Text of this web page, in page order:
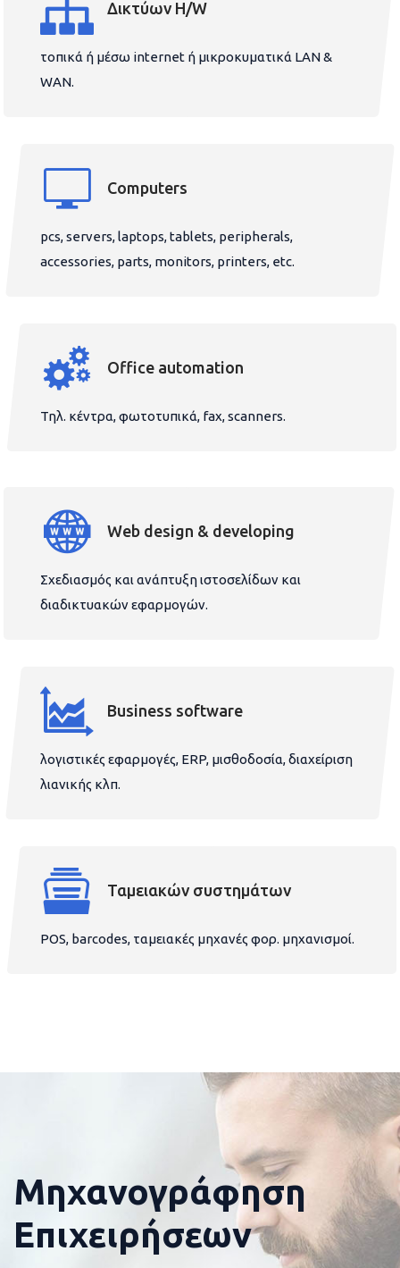
Δικτύων H/W
τοπικά ή μέσω internet ή μικροκυματικά LAN &
WAN.
Computers
pcs, servers, laptops, tablets, peripherals,
accessories, parts, monitors, printers, etc.
Office automation
Τηλ. κέντρα, φωτοτυπικά, fax, scanners.
Web design & developing
Σχεδιασμός και ανάπτυξη ιστοσελίδων και
διαδικτυακών εφαρμογών.
Business software
λογιστικές εφαρμογές, ERP, μισθοδοσία, διαχείριση
λιανικής κλπ.
Ταμειακών συστημάτων
POS, barcodes, ταμειακές μηχανές φορ. μηχανισμοί.
Μηχανογράφηση
Επιχειρήσεων